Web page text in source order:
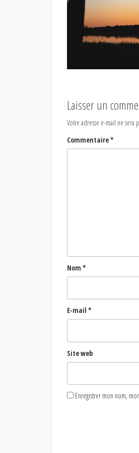
Laisser un
Votre adresse e-mail ne sera
Commentaire*
Nom *
E-mail *
Site web
Enregistrer mon nom,